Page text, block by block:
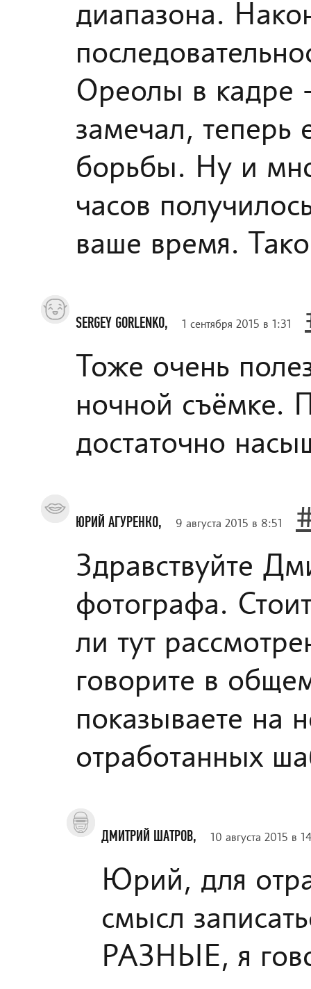
диапазона.
Ореолы в кадре
замечал, теперь
борьбы. Ну и
часов
ваше время.
SERGEY GORLENKO, 1 сентября 2015 в 1:31
Тоже очень
ночной съёмке.
достаточно
ЮРИЙ АГУРЕНКО, 9 августа 2015 в 8:51
Здравствуйте
фотографа.
ли тут
говорите в
показываете на
отработанных
ДМИТРИЙ ШАТРОВ, 10 августа 2015 в
Юрий, для
смысл
РАЗНЫЕ, я